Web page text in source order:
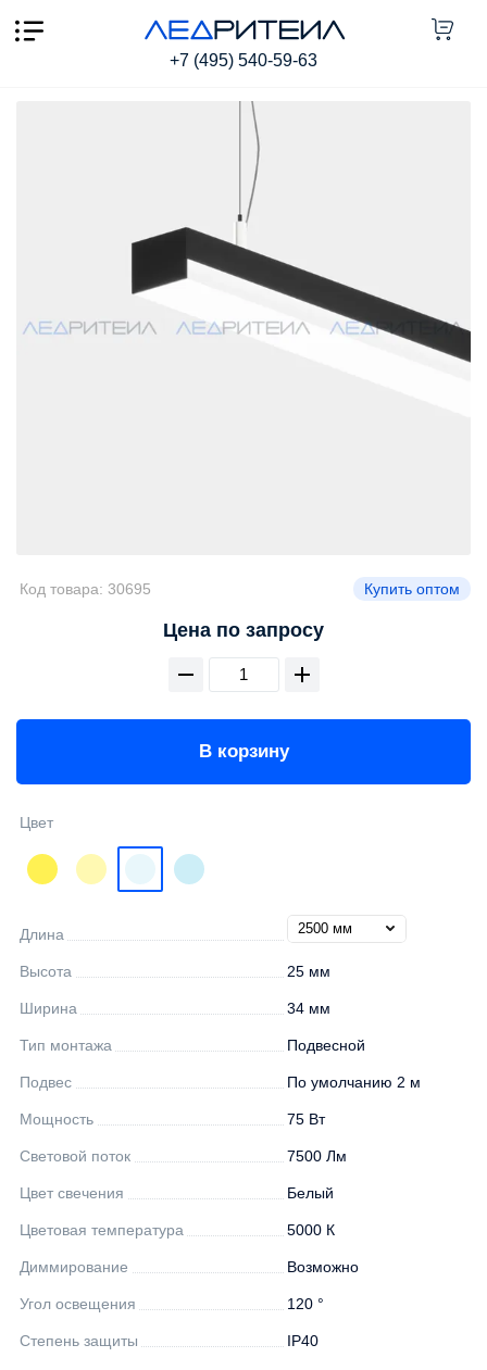
+7 (495) 540-59-63
Подвесной светильник SR LINEA ROPE P2534 75W
7500Lm 5000K 2500mm
Код товара: 30695 Купить оптом
Цвет
Длина
Высота 25 мм
Ширина 34 мм
Тип монтажа Подвесной
Подвес По умолчанию 2 м
Мощность 75 Вт
Световой поток 7500 Лм
Цвет свечения Белый
Цветовая температура 5000 К
Диммирование Возможно
Угол освещения 120 °
Степень защиты IP40
Цена по запросу
В корзину